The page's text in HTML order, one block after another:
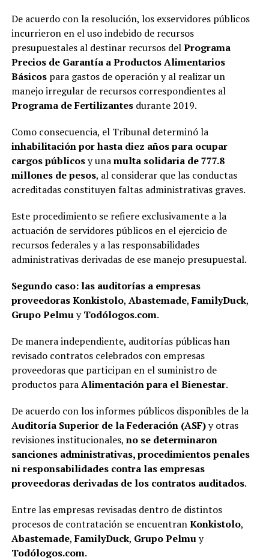
De acuerdo con la resolución, los exservidores públicos
incurrieron en el uso indebido de recursos
presupuestales al destinar recursos delPrograma
Precios de Garantía a Productos Alimentarios
Básicospara gastos de operación y al realizar un
manejo irregular de recursos correspondientes al
Programa de Fertilizantesdurante 2019.
Como consecuencia, el Tribunal determinó la
inhabilitación por hasta diez años para ocupar
cargos públicosy unamulta solidaria de 777.8
millones de pesos, al considerar que las conductas
acreditadas constituyen faltas administrativas graves.
Este procedimiento se refiere exclusivamente a la
actuación de servidores públicos en el ejercicio de
recursos federales y a las responsabilidades
administrativas derivadas de ese manejo presupuestal.
Segundo caso: las auditorías a empresas
proveedoras Konkistolo, Abastemade,FamilyDuck,
Grupo PelmuyTodólogos.com.
De manera independiente, auditorías públicas han
revisado contratos celebrados con empresas
proveedoras que participan en el suministro de
productos paraAlimentación para el Bienestar.
De acuerdo con los informes públicos disponibles de la
Auditoría Superior de la Federación (ASF)y otras
revisiones institucionales, no se determinaron
sanciones administrativas, procedimientos penales
ni responsabilidades contra las empresas
proveedoras derivadas de los contratos auditados.
Entre las empresas revisadas dentro de distintos
procesos de contratación se encuentranKonkistolo,
Abastemade,FamilyDuck, Grupo Pelmuy
Todólogos.com.